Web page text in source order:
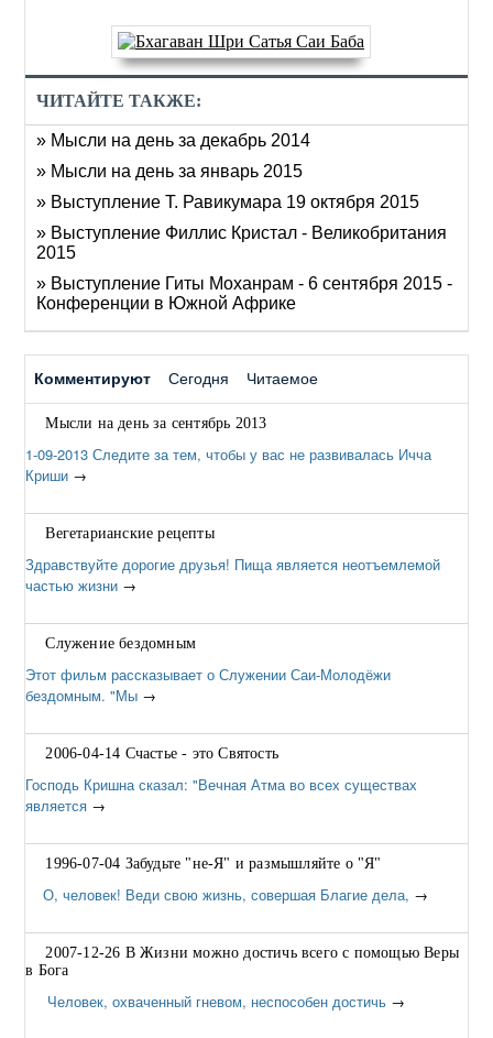
ЧИТАЙТЕ ТАКЖЕ:
» Мысли на день за декабрь 2014
» Мысли на день за январь 2015
» Выступление Т. Равикумара 19 октября 2015
» Выступление Филлис Кристал - Великобритания
2015
» Выступление Гиты Моханрам - 6 сентября 2015 -
Конференции в Южной Африке
Комментируют Сегодня Читаемое
Мысли на день за сентябрь 2013
1-09-2013 Следите за тем, чтобы у вас не развивалась Ичча
Криши →
Вегетарианские рецепты
Здравствуйте дорогие друзья! Пища является неотъемлемой
частью жизни →
Служение бездомным
Этот фильм рассказывает о Служении Саи-Молодёжи
бездомным. "Мы →
2006-04-14 Счастье - это Святость
Господь Кришна сказал: "Вечная Атма во всех существах
является →
1996-07-04 Забудьте "не-Я" и размышляйте о "Я"
О, человек! Веди свою жизнь, совершая Благие дела, →
2007-12-26 В Жизни можно достичь всего с помощью Веры
в Бога
Человек, охваченный гневом, неспособен достичь →